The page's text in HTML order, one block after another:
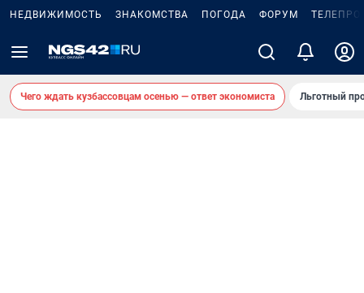
НЕДВИЖИМОСТЬ ЗНАКОМСТВА ПОГОДА ФОРУМ
Чего ждать кузбассовцам осенью — ответ экономиста Льготный